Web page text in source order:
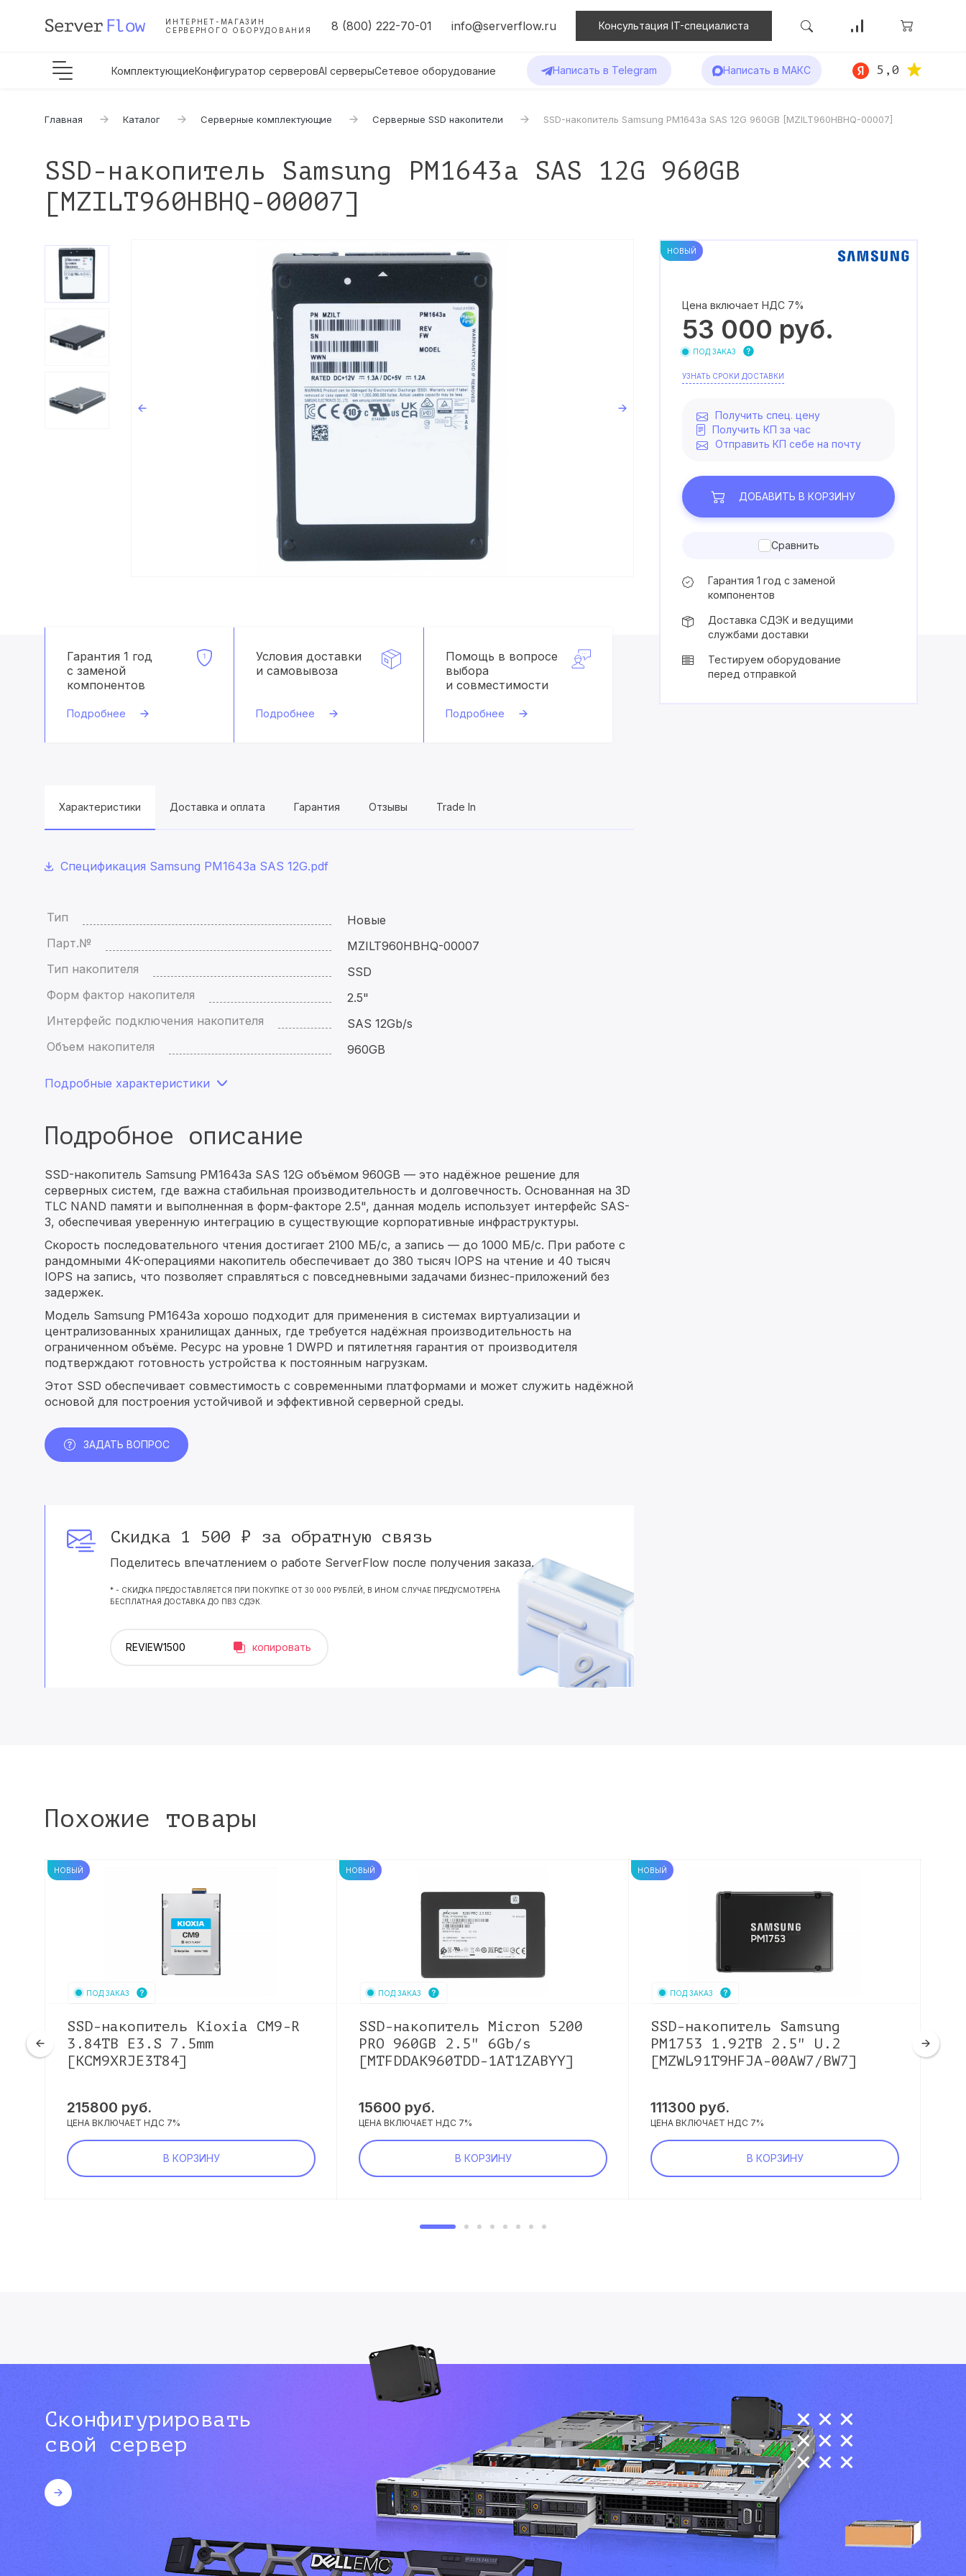
ИНТЕРНЕТ-МАГАЗИН
СЕРВЕРНОГО ОБОРУДОВАНИЯ
8 (800) 222-70-01 info@serverflow.ru Консультация IT-специалиста
КомплектующиеКонфигуратор серверовAI серверыСетевое оборудование Написать в Telegram Написать в МАКС 5,0
Главная Каталог Серверные комплектующие Серверные SSD накопители SSD-накопитель Samsung PM1643a SAS 12G 960GB [MZILT960HBHQ-00007]
SSD-накопитель Samsung PM1643a SAS 12G 960GB
[MZILT960HBHQ-00007]
Гарантия 1 год
с заменой
компонентов
Подробнее
Условия доставки
и самовывоза
Подробнее
Помощь в вопросе
выбора
и совместимости
Подробнее
Характеристики Доставка и оплата Гарантия Отзывы Trade In
Спецификация Samsung PM1643а SAS 12G.pdf
Тип
Новые
Парт.№
MZILT960HBHQ-00007
Тип накопителя
SSD
Форм фактор накопителя
2.5"
Интерфейс подключения накопителя
SAS 12Gb/s
Объем накопителя
960GB
Подробные характеристики
Подробное описание
SSD-накопитель Samsung PM1643a SAS 12G объёмом 960GB — это надёжное решение для
серверных систем, где важна стабильная производительность и долговечность. Основанная на 3D
TLC NAND памяти и выполненная в форм-факторе 2.5", данная модель использует интерфейс SAS-
3, обеспечивая уверенную интеграцию в существующие корпоративные инфраструктуры.
Скорость последовательного чтения достигает 2100 МБ/с, а запись — до 1000 МБ/с. При работе с
рандомными 4K-операциями накопитель обеспечивает до 380 тысяч IOPS на чтение и 40 тысяч
IOPS на запись, что позволяет справляться с повседневными задачами бизнес-приложений без
задержек.
Модель Samsung PM1643a хорошо подходит для применения в системах виртуализации и
централизованных хранилищах данных, где требуется надёжная производительность на
ограниченном объёме. Ресурс на уровне 1 DWPD и пятилетняя гарантия от производителя
подтверждают готовность устройства к постоянным нагрузкам.
Этот SSD обеспечивает совместимость с современными платформами и может служить надёжной
основой для построения устойчивой и эффективной серверной среды.
ЗАДАТЬ ВОПРОС
Скидка 1 500 ₽ за обратную связь
Поделитесь впечатлением о работе ServerFlow после получения заказа.
* - СКИДКА ПРЕДОСТАВЛЯЕТСЯ ПРИ ПОКУПКЕ ОТ 30 000 РУБЛЕЙ, В ИНОМ СЛУЧАЕ ПРЕДУСМОТРЕНА
БЕСПЛАТНАЯ ДОСТАВКА ДО ПВЗ СДЭК.
копировать
НОВЫЙ
Цена включает НДС 7%
53 000 руб.
ПОД ЗАКАЗ
УЗНАТЬ СРОКИ ДОСТАВКИ
Получить спец. цену
Получить КП за час
Отправить КП себе на почту
ДОБАВИТЬ В КОРЗИНУ
Сравнить
Гарантия 1 год с заменой
компонентов
Доставка СДЭК и ведущими
службами доставки
Тестируем оборудование
перед отправкой
Похожие товары
НОВЫЙ
ПОД ЗАКАЗ
SSD-накопитель Kioxia CM9-R
3.84TB E3.S 7.5mm
[KCM9XRJE3T84]
215800 руб.
ЦЕНА ВКЛЮЧАЕТ НДС 7%
В КОРЗИНУ
НОВЫЙ
ПОД ЗАКАЗ
SSD-накопитель Micron 5200
PRO 960GB 2.5" 6Gb/s
[MTFDDAK960TDD-1AT1ZABYY]
15600 руб.
ЦЕНА ВКЛЮЧАЕТ НДС 7%
В КОРЗИНУ
НОВЫЙ
ПОД ЗАКАЗ
SSD-накопитель Samsung
PM1753 1.92TB 2.5" U.2
[MZWL91T9HFJA-00AW7/BW7]
111300 руб.
ЦЕНА ВКЛЮЧАЕТ НДС 7%
В КОРЗИНУ
Сконфигурировать
свой сервер